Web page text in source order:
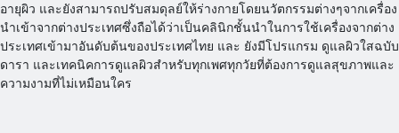
อายุผิว และยังสามารถปรับสมดุลย์ให้ร่างกายโดยนวัตกรรมต่างๆจากเครื่อง
นำเข้าจากต่างประเทศซึ่งถือได้ว่าเป็นคลินิกชั้นนำในการใช้เครื่องจากต่าง
ประเทศเข้ามาอันดับต้นของประเทศไทย และ ยังมีโปรแกรม ดูแลผิวใสฉบับ
ดารา และเทคนิคการดูแลผิวสำหรับทุกเพศทุกวัยที่ต้องการดูแลสุขภาพและ
ความงามที่ไม่เหมือนใคร